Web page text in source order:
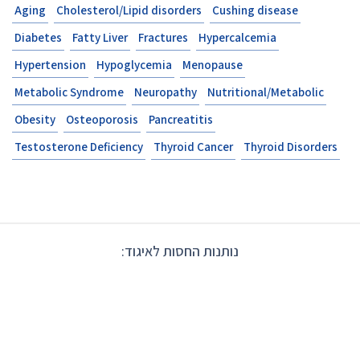
Aging Cholesterol/Lipid disorders
Cushing disease
Diabetes
Fatty Liver Fractures
Hypercalcemia
Hypertension
Hypoglycemia
Menopause
Metabolic Syndrome
Neuropathy
Nutritional/Metabolic
Obesity
Osteoporosis
Pancreatitis
Testosterone Deficiency
Thyroid Cancer Thyroid Disorders
נותנות החסות לאיגוד: